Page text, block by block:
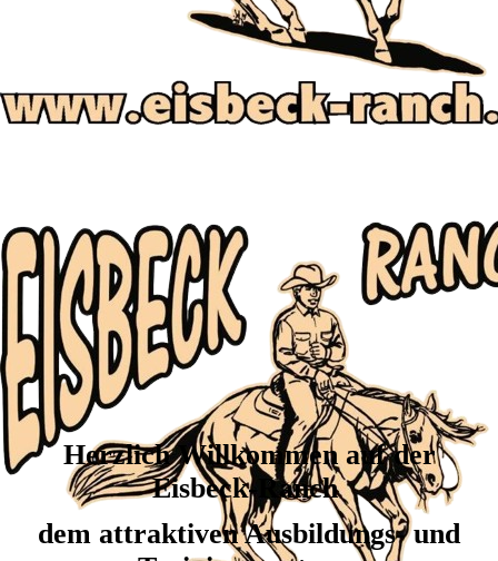
Herzlich Willkommen auf der
Eisbeck-Ranch
dem attraktiven Ausbildungs- und